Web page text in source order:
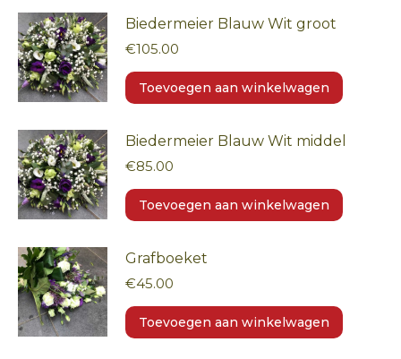
Biedermeier Blauw Wit groot
€105.00
Toevoegen aan winkelwagen
Biedermeier Blauw Wit middel
€85.00
Toevoegen aan winkelwagen
Grafboeket
€45.00
Toevoegen aan winkelwagen